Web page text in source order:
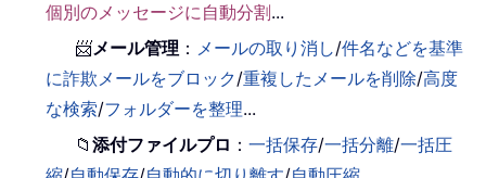
個別のメッセージに自動分割...
📨メール管理 ： メールの取り消し/件名などを基準
に詐欺メールをブロック/重複したメールを削除/高度
な検索/フォルダーを整理...
📁添付ファイルプロ ：一括保存/一括分離/一括圧